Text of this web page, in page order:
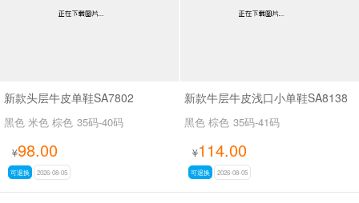
新款头层牛皮单鞋SA7802
黑色 米色 棕色 35码-40码
¥98.00
可退换 2026-08-05
新款牛层牛皮浅口小单鞋SA8138
黑色 棕色 35码-41码
¥114.00
可退换 2026-08-05